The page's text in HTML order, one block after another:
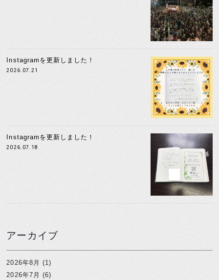
Instagramを更新しました！
2026.07.21
Instagramを更新しました！
2026.07.18
アーカイブ
2026年8月 (1)
2026年7月 (6)